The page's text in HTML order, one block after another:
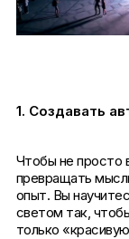
1. Создавать
Чтобы не просто
превращать
опыт. Вы
светом так,
только